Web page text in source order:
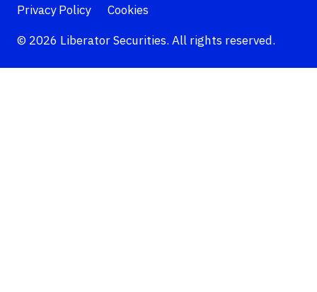
Privacy Policy
Cookies
© 2026 Liberator Securities. All rights reserved.